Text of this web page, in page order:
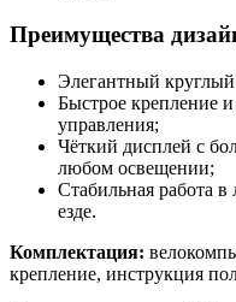
Преимущества
Элегантный
Быстрое крепление
управления;
Чёткий дисплей с
любом освещении;
Стабильная работа
езде.
Комплектация:
крепление, инструкция